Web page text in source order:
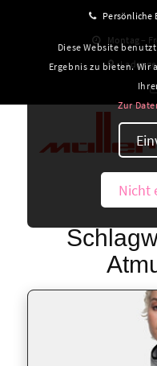
Persönliche
Montag –
Diese Website
Ergebnis zu bieten. Wir
Zur
Nicht